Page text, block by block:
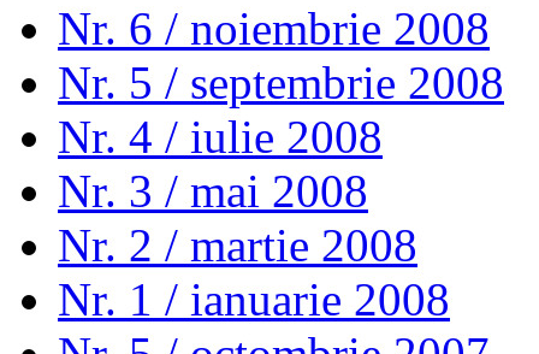
Nr. 6 / noiembrie 2008
Nr. 5 / septembrie 2008
Nr. 4 / iulie 2008
Nr. 3 / mai 2008
Nr. 2 / martie 2008
Nr. 1 / ianuarie 2008